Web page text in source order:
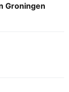
Groningen